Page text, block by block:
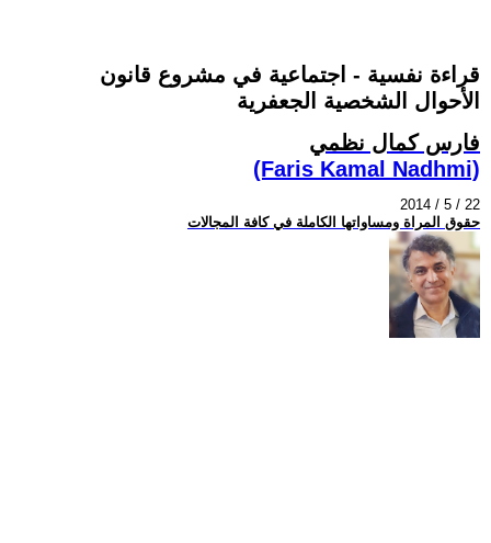
قراءة نفسية - اجتماعية في مشروع قانون
الأحوال الشخصية الجعفرية
فارس كمال نظمي
(Faris Kamal Nadhmi)
2014 / 5 / 22
حقوق المراة ومساواتها الكاملة في كافة المجالات